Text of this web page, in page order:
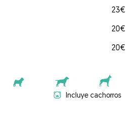
23€
20€
20€
Incluye cachorros